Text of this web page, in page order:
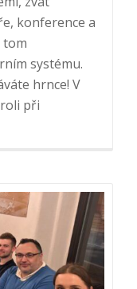
konference a
tom
systému.
hrnce! V
při